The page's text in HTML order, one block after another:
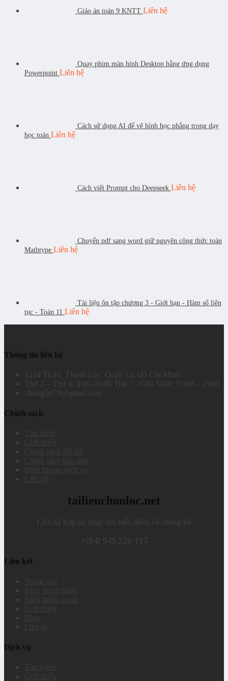
Giáo án toán 9 KNTT Liên hệ
Quay phim màn hình Desktop bằng ứng dụng
Powerpoint Liên hệ
Cách sử dụng AI để vẽ hình học phẳng trong dạy
học toán Liên hệ
Cách viết Prompt cho Deepseek Liên hệ
Chuyển pdf sang word giữ nguyên công thức toán
Mathtype Liên hệ
Tài liệu ôn tập chương 3 - Giới hạn - Hàm số liên
tục - Toán 11 Liên hệ
Thông tin liên hệ
1234 TL41, Thạnh Lộc, Quận 12, Hồ Chí Minh
Thứ 2 – Thứ 6: 9:00-20:00 Thứ 7 - Chủ Nhật: 11:00 – 15:00
xhong5678@gmail.com
Chính sách
tailieuchonloc.net
Liên hệ hợp tác hoặc tìm hiểu thêm về chúng tôi
+(84) 949 226 197
Liên kết
Dịch vụ